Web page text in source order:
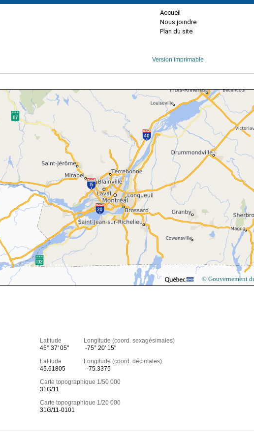
Accueil
Nous joindre
Plan du site
Version imprimable
© Gouvernement
Latitude Longitude (coord. sexagésimales)
45° 37' 05"
-75° 20' 15"
Latitude Longitude (coord. décimales)
45.61805
-75.3375
Carte topographique 1/50 000
31G/11
Carte topographique 1/20 000
31G/11-0101